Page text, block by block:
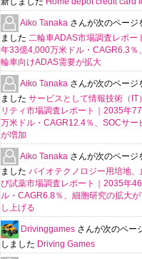
Aiko Tanaka さんが次のページ
ました 二輪車ADAS市場調査レポー
年33億4,000万米ドル・CAGR6.3％
輪車向けADAS需要が拡大
Aiko Tanaka さんが次のページ
ました サービスとして情報技術（IT
リティ市場調査レポート｜2035年
万米ドル・CAGR12.4％、SOCサー
が増加
Aiko Tanaka さんが次のページ
ました バイオテクノロジー用培地、
び試薬市場調査レポート｜2035年
ル・CAGR6.8％、細胞研究の拡大
し上げる
Drivinggames さんが次のペー
しました Driving Games